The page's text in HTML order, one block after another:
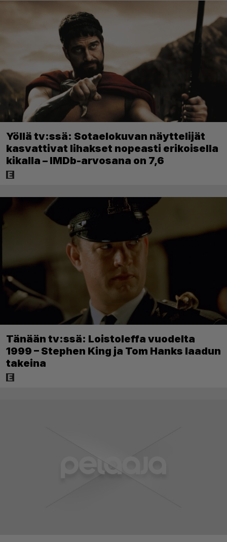
Yöllä tv:ssä: Sotaelokuvan näyttelijät
kasvattivat lihakset nopeasti erikoisella
kikalla – IMDb-arvosana on 7,6
Tänään tv:ssä: Loistoleffa vuodelta
1999 – Stephen King ja Tom Hanks laadun
takeina